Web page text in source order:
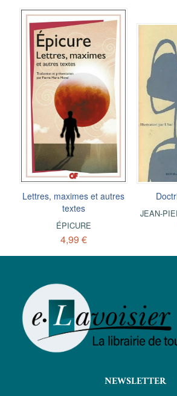
Lettres, maximes et autres
textes
ÉPICURE
4,99 €
JEAN-
NEWSLETTER